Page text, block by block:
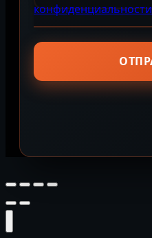
конфиденциальности